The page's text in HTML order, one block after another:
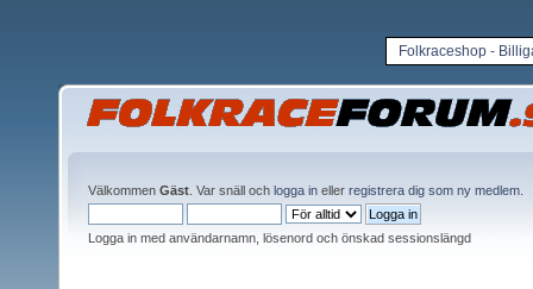
Folkraceshop -
Välkommen Gäst . Var snäll och logga in eller registrera dig som ny medlem
Logga in med användarnamn, lösenord och önskad sessionslängd